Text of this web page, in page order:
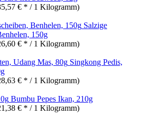
€ * / 1 Kilogramm)
Salzige
150g
€ * / 1 Kilogramm)
Singkong Pedis,
€ * / 1 Kilogramm)
Bumbu Pepes Ikan, 210g
€ * / 1 Kilogramm)